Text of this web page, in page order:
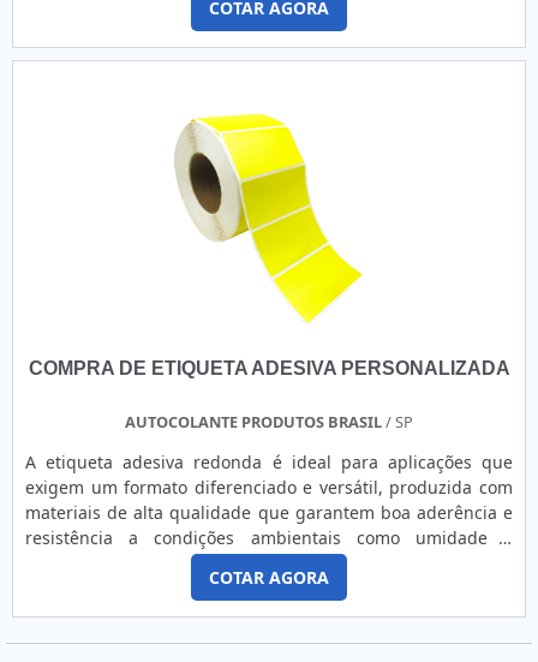
aplicado o patch resiste à temperatura de aplicação, em
torno de 150°C.
COTAR AGORA
COMPRA DE ETIQUETA ADESIVA PERSONALIZADA
AUTOCOLANTE PRODUTOS BRASIL/ SP
A etiqueta adesiva redonda é ideal para aplicações que
exigem um formato diferenciado e versátil, produzida com
materiais de alta qualidade que garantem boa aderência e
resistência a condições ambientais como umidade e
abrasão. Pode ser personalizada com impressão digital,
térmica ou laser, permitindo alta definição de cores, textos e
imagens para uma comunicação visual eficaz. Disponível
em papel ou filme sintético, com adesivo permanente ou
COTAR AGORA